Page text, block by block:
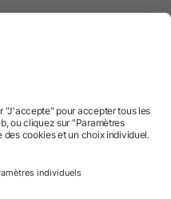
publicitaires et articles